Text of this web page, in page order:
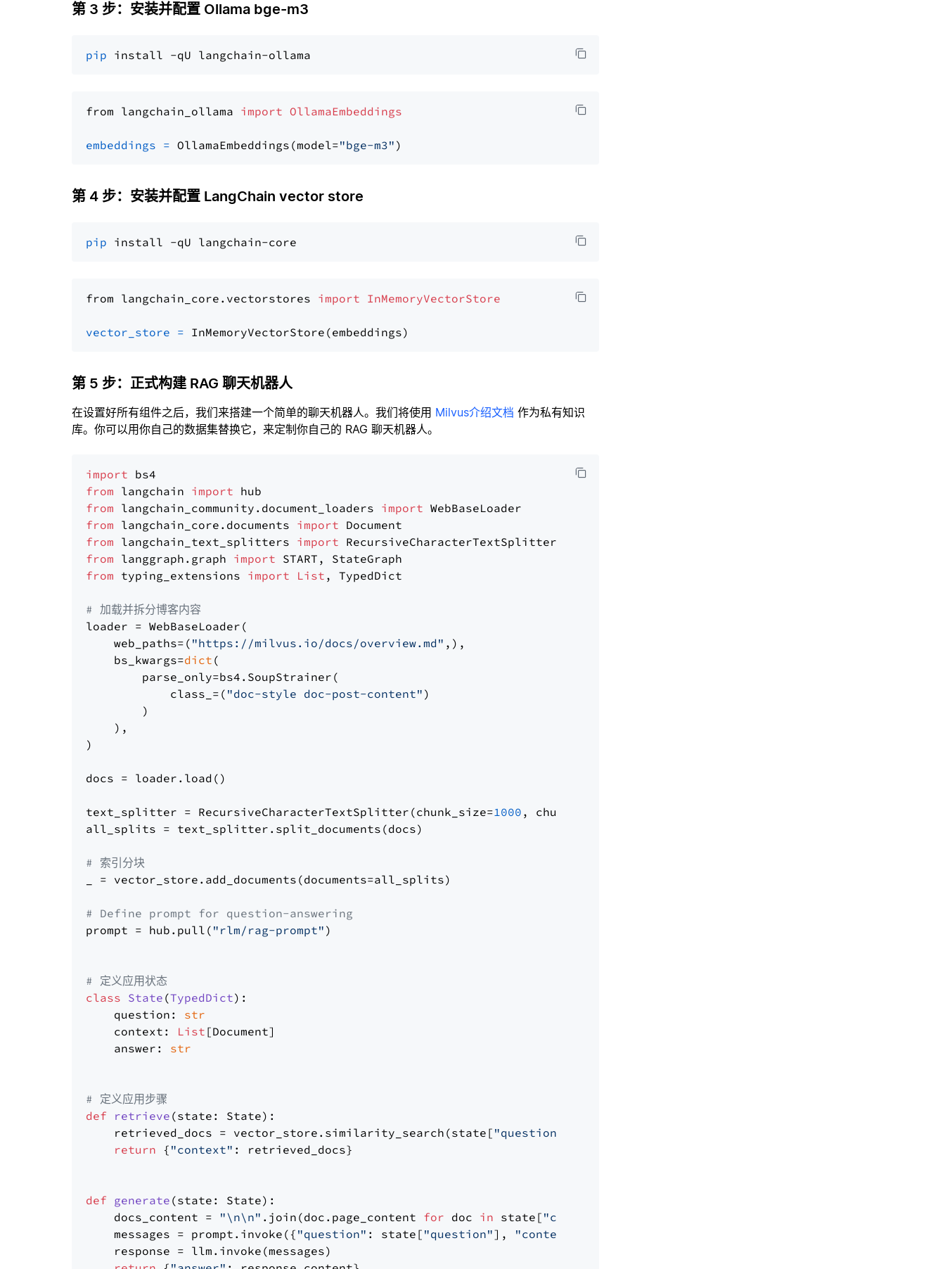
第 3 步：安装并配置 Ollama bge-m3
pip
from langchain_ollama import OllamaEmbeddings
embeddings = OllamaEmbeddings(model="bge-m3"
第 4 步：安装并配置 LangChain vector store
pip
from langchain_core.vectorstores import InMemoryVectorStore
vector_store =
第 5 步：正式构建 RAG 聊天机器人
在设置好所有组件之后，我们来搭建一个简单的聊天机器人。我们将使用 Milvus介绍文档 作为私有知识
库。你可以用你自己的数据集替换它，来定制你自己的 RAG 聊天机器人。
import
from langchain import
from langchain_community.document_loaders import
from langchain_core.documents import
from langchain_text_splitters import
from langgraph.graph import
from typing_extensions import List , TypedDict
# 加载并拆分博客内容
loader = WebBaseLoader(
    web_paths=(
"https://milvus.io/docs/overview.md" ,),
    bs_kwargs=
dict (
        parse_only=bs4.SoupStrainer(
            class_=(
"doc-style doc-post-content" )
        )
    ),
)
docs = loader.load()
text_splitter = RecursiveCharacterTextSplitter(chunk_size=1000 , chunk_overlap=
all_splits = text_splitter.split_documents(docs)
# 索引分块
_ = vector_store.add_documents(documents=all_splits)
# Define prompt for question-answering
prompt = hub.pull( "rlm/rag-prompt" )
# 定义应用状态
class State (TypedDict):
    question:
str
    context:
List [Document]
    answer:
str
# 定义应用步骤
def
retrieve (state: State):
    retrieved_docs = vector_store.similarity_search(state[
"question"
return { "context" : retrieved_docs}
def generate (state: State):
    docs_content =
"\n\n" .join(doc.page_content for doc in state[ "context"
    messages = prompt.invoke({
"question" : state[ "question"], "context"
    response = llm.invoke(messages)